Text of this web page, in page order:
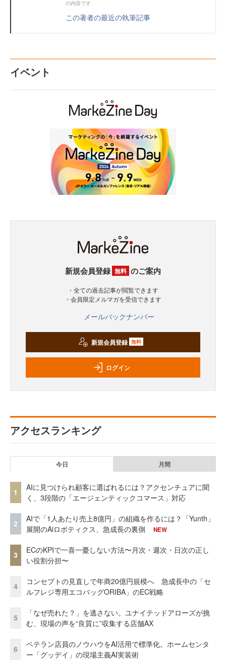
の内容です
この著者の最近の執筆記事
イベント
新規会員登録 無料 のご案内
・全ての過去記事が閲覧できます
・会員限定メルマガを受信できます
メールバックナンバー
新規会員登録 無料
ログイン
アクセスランキング
今日 月間
1
AIに見つけられ顧客に選ばれるには？アクセンチュアに聞
く、3段階の「エージェンティックコマース」対応
2
AIで「1人あたり売上8億円」の組織を作るには？「Yunth」
展開のAiロボティクス、急成長の裏側
NEW
3
ECのKPIで一喜一憂しない方法〜月次・週次・日次の正し
い役割分担〜
4
コンセプトの見直しで年商20億円規模へ 急成長中の「セ
ルフレジ専用エコバッグORIBA」のEC戦略
5
「なぜ売れた？」を逃さない。ユナイテッドアローズが挑
む、現場の声を“良質に”収集する店舗AX
6
ベテラン店員のノウハウをAI活用で標準化。ホームセンタ
ー「グッデイ」の現場主義AI実装術